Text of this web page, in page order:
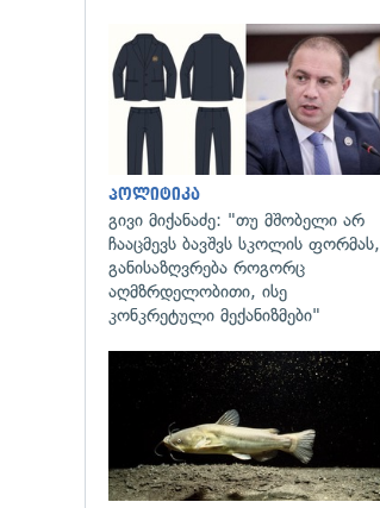
პოლიტიკა
გივი მიქანაძე: "თუ მშობელი არ
ჩააცმევს ბავშვს სკოლის ფორმას,
განისაზღვრება როგორც
აღმზრდელობითი, ისე
კონკრეტული მექანიზმები"